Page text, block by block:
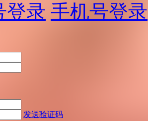
登录 手机号登录
发送验证码